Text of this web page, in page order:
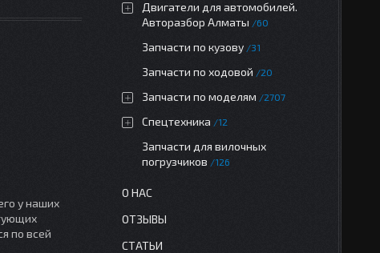
у наших
по всей
Двигатели для автомобилей.
Авторазбор Алматы
60
Запчасти по кузову 31
Запчасти по ходовой 20
Запчасти по моделям 2707
Спецтехника 12
Запчасти для вилочных
погрузчиков
126
О НАС
ОТЗЫВЫ
СТАТЬИ